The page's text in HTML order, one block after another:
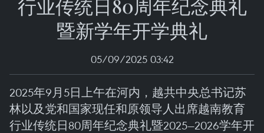
行业传统日80周年纪念典礼
暨新学年开学典礼
05/09/2025 03:42
2025年9月5日上午在河内，越共中央总书记苏
林以及党和国家现任和原领导人出席越南教育
行业传统日80周年纪念典礼暨2025—2026学年开